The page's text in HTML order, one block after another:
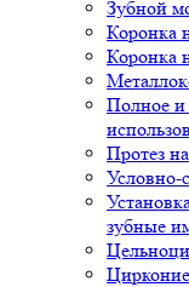
Зубной
Коронка
Коронка
Полное и
Протез
Условно-
зубные